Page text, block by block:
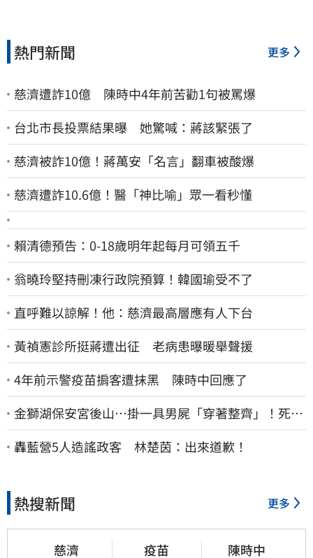
熱門新聞 更多
慈濟遭詐10億 陳時中4年前苦勸1句被罵爆
台北市長投票結果曝 她驚喊：蔣該緊張了
慈濟被詐10億！蔣萬安「名言」翻車被酸爆
慈濟遭詐10.6億！醫「神比喻」眾一看秒懂
賴清德預告：0-18歲明年起每月可領五千
翁曉玲堅持刪凍行政院預算！韓國瑜受不了
直呼難以諒解！他：慈濟最高層應有人下台
黃禎憲診所挺蔣遭出征 老病患曝暖舉聲援
4年前示警疫苗掮客遭抹黑 陳時中回應了
金獅湖保安宮後山…掛一具男屍「穿著整齊」！死者
身份曝
轟藍營5人造謠政客 林楚茵：出來道歉！
熱搜新聞 更多
慈濟 疫苗 陳時中